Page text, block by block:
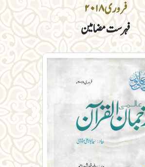
فروری ۲۰۱۸
فہرست مضامین